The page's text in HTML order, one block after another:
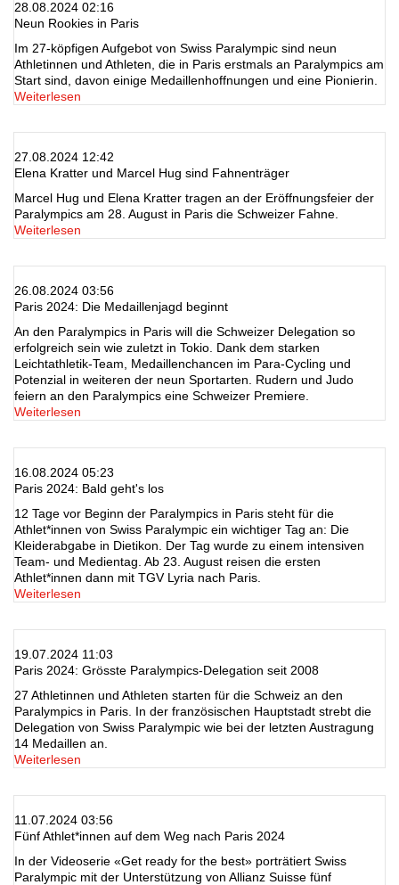
28.08.2024 02:16
Neun Rookies in Paris
Im 27-köpfigen Aufgebot von Swiss Paralympic sind neun
Athletinnen und Athleten, die in Paris erstmals an Paralympics am
Start sind, davon einige Medaillenhoffnungen und eine Pionierin.
Weiterlesen
27.08.2024 12:42
Elena Kratter und Marcel Hug sind Fahnenträger
Marcel Hug und Elena Kratter tragen an der Eröffnungsfeier der
Paralympics am 28. August in Paris die Schweizer Fahne.
Weiterlesen
26.08.2024 03:56
Paris 2024: Die Medaillenjagd beginnt
An den Paralympics in Paris will die Schweizer Delegation so
erfolgreich sein wie zuletzt in Tokio. Dank dem starken
Leichtathletik-Team, Medaillenchancen im Para-Cycling und
Potenzial in weiteren der neun Sportarten. Rudern und Judo
feiern an den Paralympics eine Schweizer Premiere.
Weiterlesen
16.08.2024 05:23
Paris 2024: Bald geht's los
12 Tage vor Beginn der Paralympics in Paris steht für die
Athlet*innen von Swiss Paralympic ein wichtiger Tag an: Die
Kleiderabgabe in Dietikon. Der Tag wurde zu einem intensiven
Team- und Medientag. Ab 23. August reisen die ersten
Athlet*innen dann mit TGV Lyria nach Paris.
Weiterlesen
19.07.2024 11:03
Paris 2024: Grösste Paralympics-Delegation seit 2008
27 Athletinnen und Athleten starten für die Schweiz an den
Paralympics in Paris. In der französischen Hauptstadt strebt die
Delegation von Swiss Paralympic wie bei der letzten Austragung
14 Medaillen an.
Weiterlesen
11.07.2024 03:56
Fünf Athlet*innen auf dem Weg nach Paris 2024
In der Videoserie «Get ready for the best» porträtiert Swiss
Paralympic mit der Unterstützung von Allianz Suisse fünf